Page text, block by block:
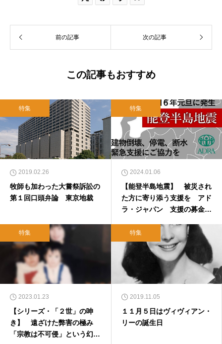
前の記事 次の記事
この記事もおすすめ
特集
2019.02.26
牧師も加わった大嘗祭訴訟の
第１回口頭弁論 東京地裁
特集
2024.01.06
【能登半島地震】 被災され
た方に寄り添う支援を アド
ラ・ジャパン 支援の募金も
特集
2023.01.23
【シリーズ・「２世」の呻
き】 遠ざけた弊害の極み
「宗教は不可侵」という幻想
特集
2019.11.05
１１月５日はヴィヴィアン・
リーの誕生日